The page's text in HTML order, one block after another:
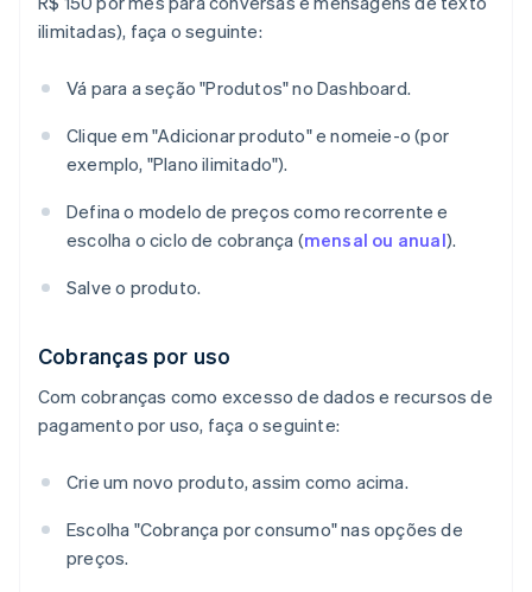
ilimitadas), faça o seguinte:
Vá para a seção "Produtos" no Dashboard.
Clique em "Adicionar produto" e nomeie-o (por
exemplo, "Plano ilimitado").
Defina o modelo de preços como recorrente e
escolha o ciclo de cobrança (mensal ou anual).
Salve o produto.
Cobranças por uso
Com cobranças como excesso de dados e recursos de
pagamento por uso, faça o seguinte:
Crie um novo produto, assim como acima.
Escolha "Cobrança por consumo" nas opções de
preços.